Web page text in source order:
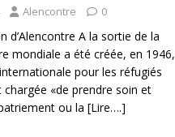
Alencontre 0
d’Alencontre A la sortie de la
mondiale a été créée, en 1946,
pour les réfugiés
chargée «de prendre soin et
ou la [Lire….]